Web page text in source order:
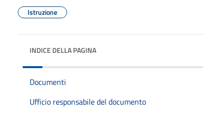
Istruzione
INDICE DELLA PAGINA
Documenti
Ufficio responsabile del documento